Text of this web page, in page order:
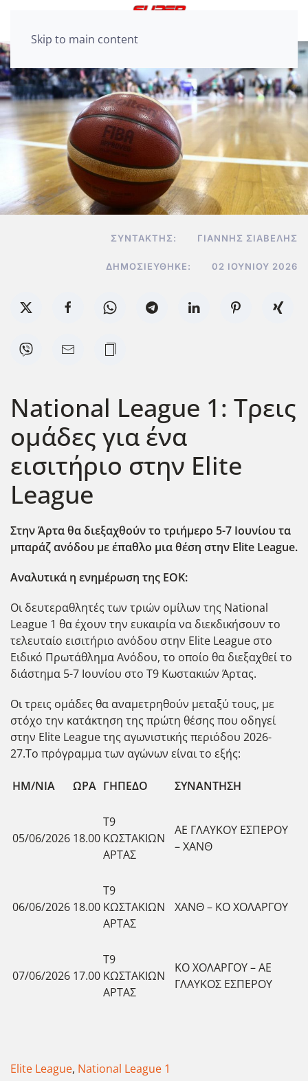
Skip to main content
ΣΥΝΤΆΚΤΗΣ: ΓΙΆΝΝΗΣ ΣΙΑΒΕΛΉΣ
ΔΗΜΟΣΙΕΎΘΗΚΕ: 02 ΙΟΥΝΊΟΥ 2026
National League 1: Τρεις
ομάδες για ένα
εισιτήριο στην Elite
League
Στην Άρτα θα διεξαχθούν το τριήμερο 5-7 Ιουνίου τα
μπαράζ ανόδου με έπαθλο μια θέση στην Elite League.
Αναλυτικά η ενημέρωση της ΕΟΚ:
Οι δευτεραθλητές των τριών ομίλων της National
League 1 θα έχουν την ευκαιρία να διεκδικήσουν το
τελευταίο εισιτήριο ανόδου στην Elite League στο
Ειδικό Πρωτάθλημα Ανόδου, το οποίο θα διεξαχθεί το
διάστημα 5-7 Ιουνίου στο Τ9 Κωστακιών Άρτας.
Οι τρεις ομάδες θα αναμετρηθούν μεταξύ τους, με
στόχο την κατάκτηση της πρώτη θέσης που οδηγεί
στην Elite League της αγωνιστικής περιόδου 2026-
27.Το πρόγραμμα των αγώνων είναι το εξής:
HM/NIA ΩΡΑ ΓΗΠΕΔΟ ΣΥΝΑΝΤΗΣΗ
05/06/2026 18.00
Τ9
ΚΩΣΤΑΚΙΩΝ
ΑΡΤΑΣ
ΑΕ ΓΛΑΥΚΟΥ ΕΣΠΕΡΟΥ
– ΧΑΝΘ
06/06/2026 18.00
Τ9
ΚΩΣΤΑΚΙΩΝ
ΑΡΤΑΣ
ΧΑΝΘ – ΚΟ ΧΟΛΑΡΓΟΥ
07/06/2026 17.00
Τ9
ΚΩΣΤΑΚΙΩΝ
ΑΡΤΑΣ
ΚΟ ΧΟΛΑΡΓΟΥ – ΑΕ
ΓΛΑΥΚΟΣ ΕΣΠΕΡΟΥ
Elite League, National League 1